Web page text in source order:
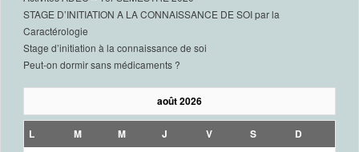
STAGE D’INITIATION A LA CONNAISSANCE DE SOI par la
Caractérologie
Stage d’initiation à la connaissance de soi
Peut-on dormir sans médicaments ?
août 2026
L M M J V S D